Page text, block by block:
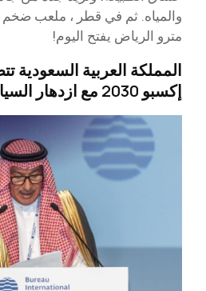
والمياه. ثم في قطر ، ملعب ضخم
مترو الرياض يفتح اليوم!
المملكة العربية السعودية
إكسبو 2030 مع ازدهار السياحة